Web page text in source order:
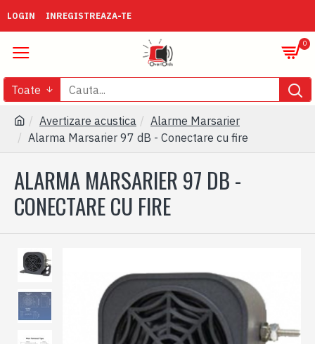
LOGIN INREGISTREAZA-TE
0
Toate
Avertizare acustica
Alarme Marsarier
Alarma Marsarier 97 dB - Conectare cu fire
ALARMA MARSARIER 97 DB -
CONECTARE CU FIRE